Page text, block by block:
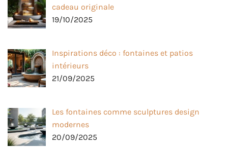
cadeau originale
19/10/2025
Inspirations déco : fontaines et patios
intérieurs
21/09/2025
Les fontaines comme sculptures design
modernes
20/09/2025